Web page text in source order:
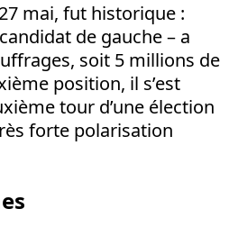
mai, fut historique :
de gauche – a
soit 5 millions de
position, il s’est
tour d’une élection
forte polarisation